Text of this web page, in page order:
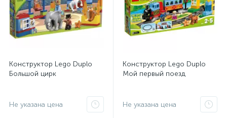
Конструктор Lego Duplo
Большой цирк
Не указана цена
Конструктор Lego Duplo
Мой первый поезд
Не указана цена